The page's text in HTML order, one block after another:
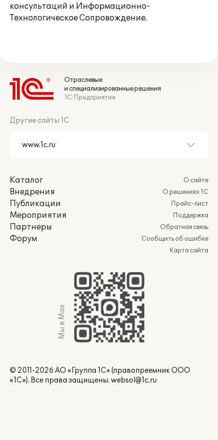
консультаций и Информационно-
Технологическое Сопровождение.
Отраслевые
и специализированные решения
1С:Предприятие
Другие сайты 1С
Каталог
Внедрения
Публикации
Мероприятия
Партнеры
Форум
О сайте
О решениях 1С
Прайс-лист
Поддержка
Обратная связь
Сообщить об ошибке
Карта сайта
Мы в Max
© 2011-2026 АО «Группа 1С» (правопреемник ООО
«1С»). Все права защищены. websol@1c.ru